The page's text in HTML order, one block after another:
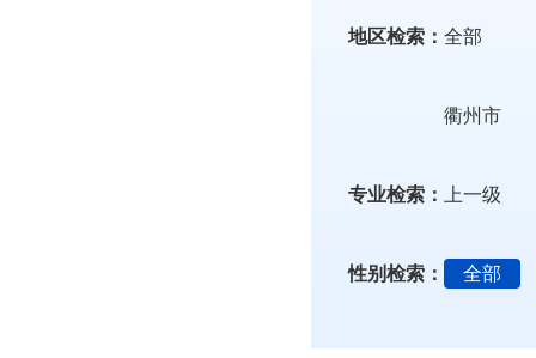
地区检索： 全部
衢州市
专业检索： 上一级
性别检索： 全部